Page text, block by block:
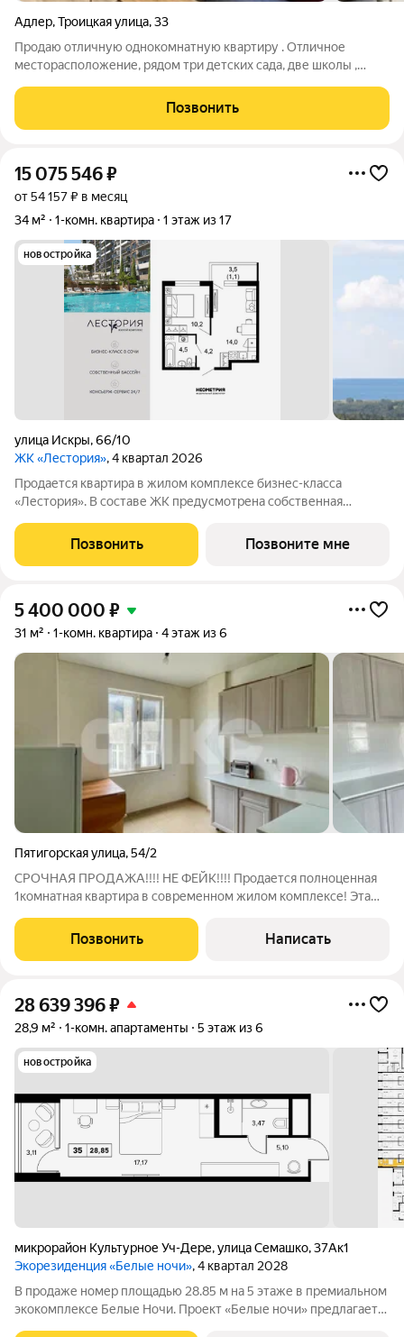
Адлер,Троицкая улица,33
Продаю отличную однокомнатную квартиру . Отличное
месторасположение, рядом три детских сада, две школы ,
туристическая инфраструктура. До моря 15 минут , до
остановки общественного транспорта 10
Позвонить
15 075 546₽
от 54 157 ₽ в месяц
34 м²
1-комн. квартира 1 этаж из 17
новостройка
улица Искры,66/10
ЖК «Лестория», 4 квартал 2026
Продается квартира в жилом комплексе бизнес-класса
«Лестория». В составе ЖК предусмотрена собственная
подогреваемыми бассейнами, что соответствуют стандартам
бизнес-класса. Аквазона объединяет взрослый и
Позвонить Позвоните мне
5 400 000 ₽
31 м² 1-комн. квартира 4 этаж из 6
Пятигорская улица,54/2
СРОЧНАЯ ПРОДАЖА!!!! НЕ ФЕЙК!!!! Продается полноценная
1комнатная квартира в современном жилом комплексе! Эта
комфортного проживания или инвестирования. Основные
характеристики: - Площадь: 31 м -
Позвонить Написать
28 639 396₽
28,9 м² 1-комн. апартаменты 5 этаж из 6
новостройка
микрорайон Культурное Уч-Дере,улица Семашко,37Ак1
Экорезиденция «Белые ночи», 4 квартал 2028
В продаже номер площадью 28.85 м на 5 этаже в премиальном
экокомплексе Белые Ночи. Проект «Белые ночи» предлагает